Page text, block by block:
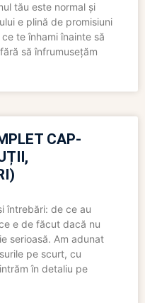
tău este normal și
e plină de promisiuni
te înhami înainte să
să înfrumusețăm
CAP-
întrebări: de ce au
e de făcut dacă nu
serioasă. Am adunat
pe scurt, cu
în detaliu pe